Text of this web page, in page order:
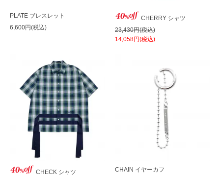
PLATE ブレスレット
6,600円(税込)
CHERRY シャツ
23,430円(税込)
14,058円(税込)
CHECK シャツ
CHAIN イヤーカフ